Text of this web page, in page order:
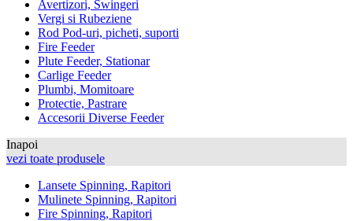
Avertizori, Swingeri
Vergi si Rubeziene
Rod Pod-uri, picheti, suporti
Fire Feeder
Plute Feeder, Stationar
Carlige Feeder
Plumbi, Momitoare
Protectie, Pastrare
Accesorii Diverse Feeder
Inapoi
vezi toate produsele
Lansete Spinning, Rapitori
Mulinete Spinning, Rapitori
Fire Spinning, Rapitori